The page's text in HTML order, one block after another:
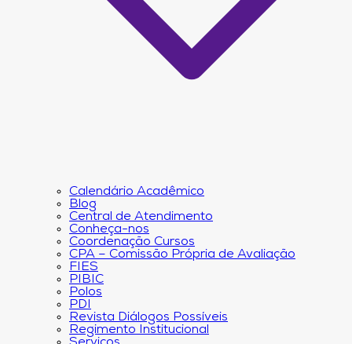
Calendário Acadêmico
Blog
Central de Atendimento
Conheça-nos
Coordenação Cursos
CPA – Comissão Própria de Avaliação
FIES
PIBIC
Polos
PDI
Revista Diálogos Possíveis
Regimento Institucional